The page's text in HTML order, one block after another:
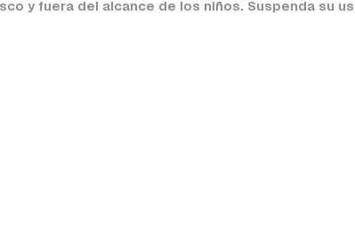
y fuera del alcance de los niños. Suspenda su